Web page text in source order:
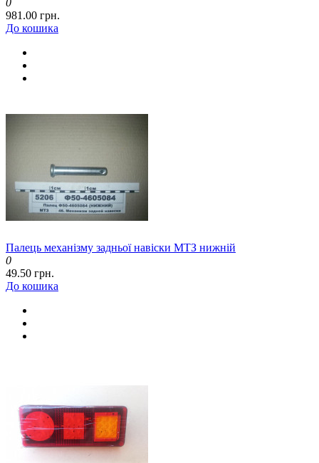
0
981.00 грн.
До кошика
Палець механізму задньої навіски МТЗ нижній
0
49.50 грн.
До кошика